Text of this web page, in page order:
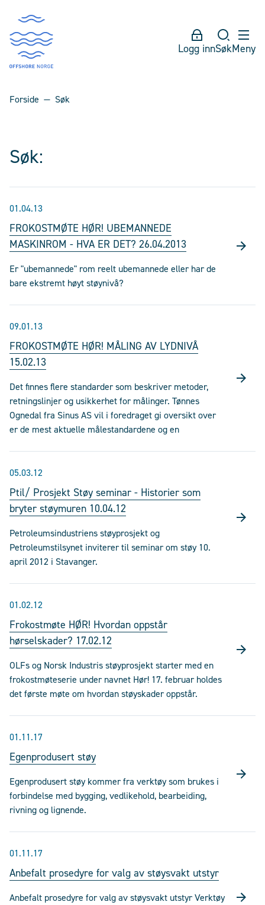
Logg innSøkMeny
Forside Søk
Søk:
01.04.13
FROKOSTMØTE HØR! UBEMANNEDE
MASKINROM - HVA ER DET? 26.04.2013
Er "ubemannede" rom reelt ubemannede eller har de
bare ekstremt høyt støynivå?
09.01.13
FROKOSTMØTE HØR! MÅLING AV LYDNIVÅ
15.02.13
Det finnes flere standarder som beskriver metoder,
retningslinjer og usikkerhet for målinger. Tønnes
Ognedal fra Sinus AS vil i foredraget gi oversikt over
er de mest aktuelle målestandardene og en
05.03.12
Ptil/ Prosjekt Støy seminar - Historier som
bryter støymuren 10.04.12
Petroleumsindustriens støyprosjekt og
Petroleumstilsynet inviterer til seminar om støy 10.
april 2012 i Stavanger.
01.02.12
Frokostmøte HØR! Hvordan oppstår
hørselskader? 17.02.12
OLFs og Norsk Industris støyprosjekt starter med en
frokostmøteserie under navnet Hør! 17. februar holdes
det første møte om hvordan støyskader oppstår.
01.11.17
Egenprodusert støy
Egenprodusert støy kommer fra verktøy som brukes i
forbindelse med bygging, vedlikehold, bearbeiding,
rivning og lignende.
01.11.17
Anbefalt prosedyre for valg av støysvakt utstyr
Anbefalt prosedyre for valg av støysvakt utstyr Verktøy